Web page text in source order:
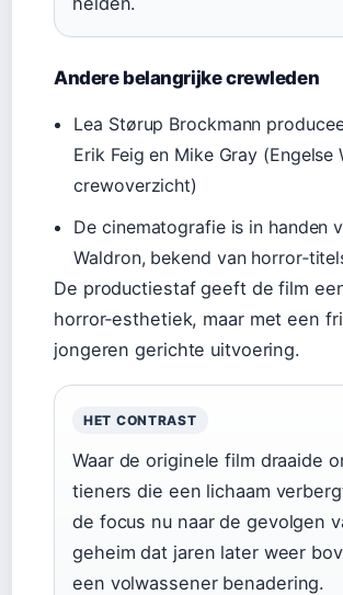
Andere belangrijke crewleden
Lea Størup Brockmann
Erik Feig en Mike Gray (Engelse
crewoverzicht)
De cinematografie is in handen
Waldron, bekend van
De productiestaf geeft de film
horror‑esthetiek, maar met een
jongeren gerichte uitvoering.
HET CONTRAST
Waar de originele film draaide
tieners die een lichaam
de focus nu naar de gevolgen
geheim dat jaren later weer
een volwassener benadering.